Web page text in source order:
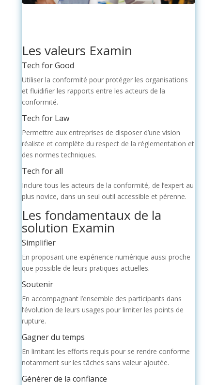
Les valeurs Examin
Tech for Good
Utiliser la conformité pour protéger les organisations
et fluidifier les rapports entre les acteurs de la
conformité.
Tech for Law
Permettre aux entreprises de disposer d’une vision
réaliste et complète du respect de la réglementation et
des normes techniques.
Tech for all
Inclure tous les acteurs de la conformité, de l’expert au
plus novice, dans un seul outil accessible et pérenne.
Les fondamentaux de la
solution Examin
Simplifier
En proposant une expérience numérique aussi proche
que possible de leurs pratiques actuelles.
Soutenir
En accompagnant l’ensemble des participants dans
l’évolution de leurs usages pour limiter les points de
rupture.
Gagner du temps
En limitant les efforts requis pour se rendre conforme
notamment sur les tâches sans valeur ajoutée.
Générer de la confiance